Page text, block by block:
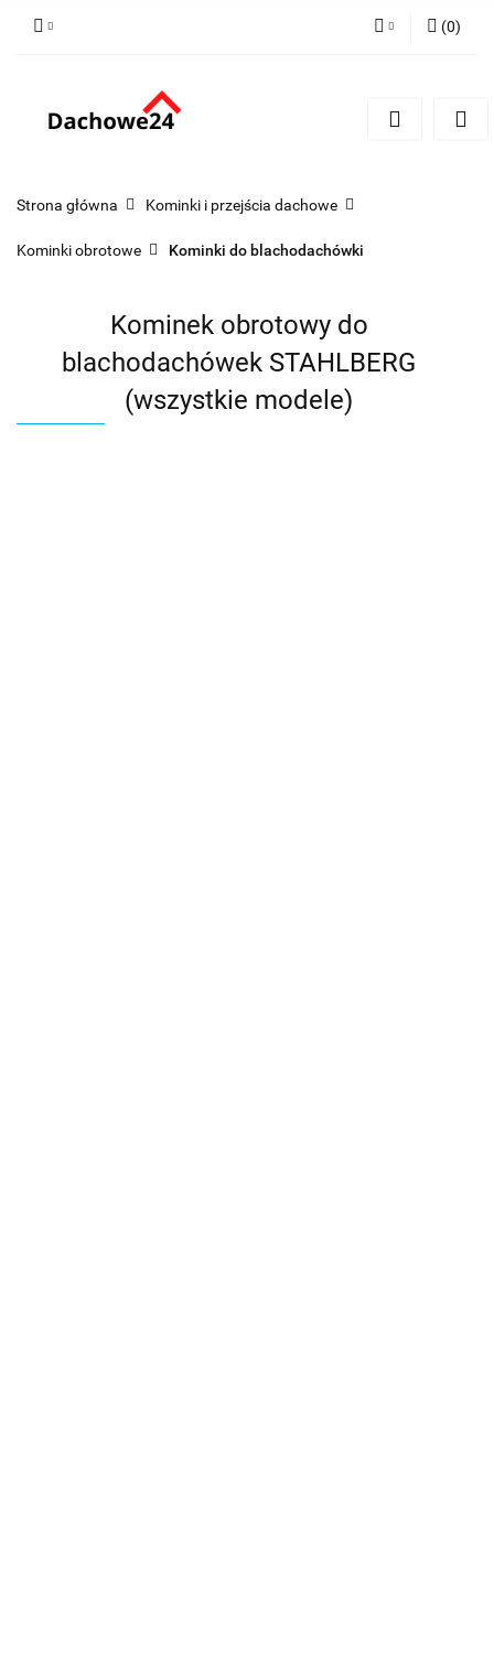
Zarejestruj się
(0)
Strona główna Kominki i przejścia dachowe
Kominki obrotowe Kominki do blachodachówki
Kominek obrotowy do
blachodachówek STAHLBERG
(wszystkie modele)